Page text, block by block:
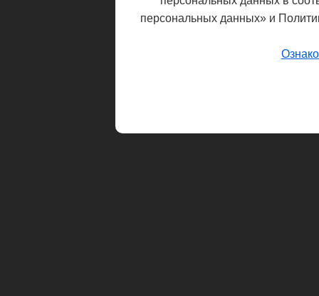
персональных данных» и